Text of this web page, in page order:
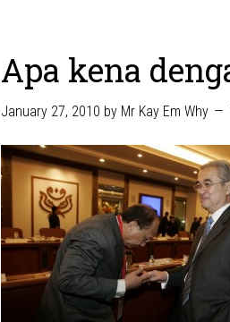
Apa kena
January 27, 2010 by Mr Kay Em Why